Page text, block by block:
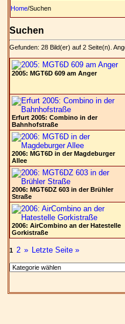
Home/Suchen
Suchen
Gefunden: 28 Bild(er) auf 2 Seite(n).
2005: MGT6D 609 am Anger
Erfurt 2005: Combino in der
Bahnhofstraße
2006: MGT6D in der Magdeburger
Allee
2006: MGT6DZ 603 in der Brühler
Straße
2006: AirCombino an der Hatestelle
Gorkistraße
1 2 » Letzte Seite »